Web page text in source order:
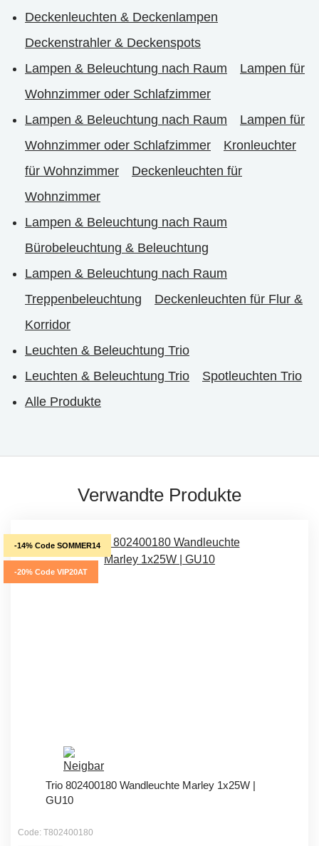
Deckenleuchten & Deckenlampen
Deckenstrahler & Deckenspots
Lampen & Beleuchtung nach Raum
Lampen für
Wohnzimmer oder Schlafzimmer
Lampen & Beleuchtung nach Raum
Lampen für
Wohnzimmer oder Schlafzimmer
Kronleuchter
für Wohnzimmer
Deckenleuchten für
Wohnzimmer
Lampen & Beleuchtung nach Raum
Bürobeleuchtung & Beleuchtung
Lampen & Beleuchtung nach Raum
Treppenbeleuchtung
Deckenleuchten für Flur &
Korridor
Leuchten & Beleuchtung Trio
Leuchten & Beleuchtung Trio
Spotleuchten Trio
Alle Produkte
Verwandte Produkte
-14% Code SOMMER14
-20% Code VIP20AT
Trio 802400180 Wandleuchte Marley 1x25W |
GU10
Code: T802400180